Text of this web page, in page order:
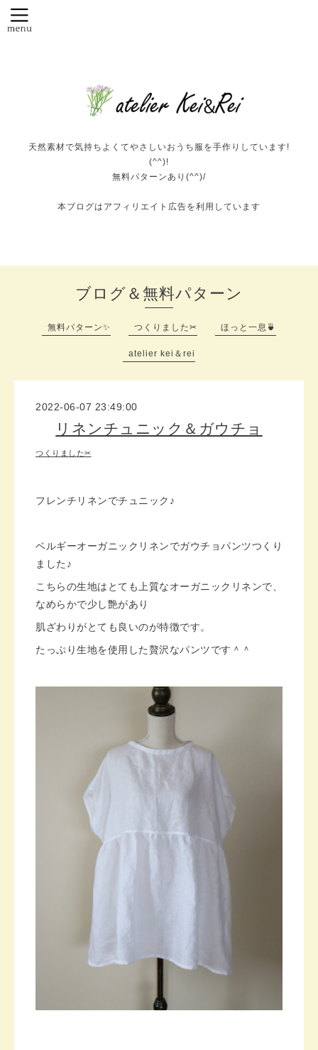
天然素材で気持ちよくてやさしいおうち服を手作りしています!
(^^)!
無料パターンあり(^^)/
本ブログはアフィリエイト広告を利用しています
ブログ＆無料パターン
無料パターン✨ つくりました✂ ほっと一息🍵
atelier kei＆rei
2022-06-07 23:49:00
リネンチュニック＆ガウチョ
つくりました✂
フレンチリネンでチュニック♪
ベルギーオーガニックリネンでガウチョパンツつくり
ました♪
こちらの生地はとても上質なオーガニックリネンで、
なめらかで少し艶があり
肌ざわりがとても良いのが特徴です。
たっぷり生地を使用した贅沢なパンツです＾＾